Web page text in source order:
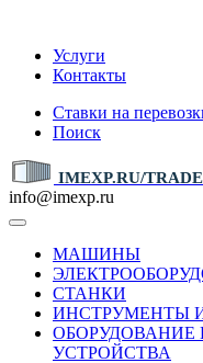
Услуги
Контакты
Ставки на
Поиск
IMEXP.RU/TRADE
info@imexp.ru
МАШИНЫ
СТАНКИ
ИНСТРУМЕНТЫ
УСТРОЙСТВА